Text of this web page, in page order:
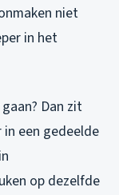
niet
in het
Dan zit
een gedeelde
op dezelfde